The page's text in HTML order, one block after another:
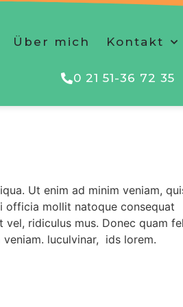
Über mich Kontakt
0 21 51-36 72 35
Ut enim ad minim veniam,
officia mollit natoque consequat
ridiculus mus. Donec quam
luculvinar, ids lorem.